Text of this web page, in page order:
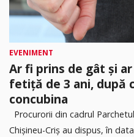
EVENIMENT
Ar fi prins de gât și
fetiță de 3 ani, după
concubina
Procurorii din cadrul
Chișineu-Criș au dispus, în